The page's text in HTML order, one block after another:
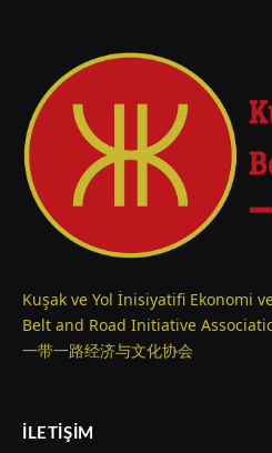
Kuşak ve Yol İnisiyatifi Ekonomi
Belt and Road Initiative
一带一路经济与文化协会
İLETIŞIM